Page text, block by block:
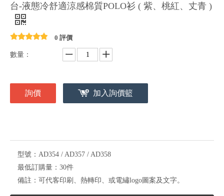
台-液態冷舒適涼感棉質POLO衫 ( 紫、桃紅、丈青 )
0 評價
數量：
詢價 加入詢價籃
型號： AD354 / AD357 / AD358
最低訂購量： 30件
備註： 可代客印刷、熱轉印、或電繡logo圖案及文字。